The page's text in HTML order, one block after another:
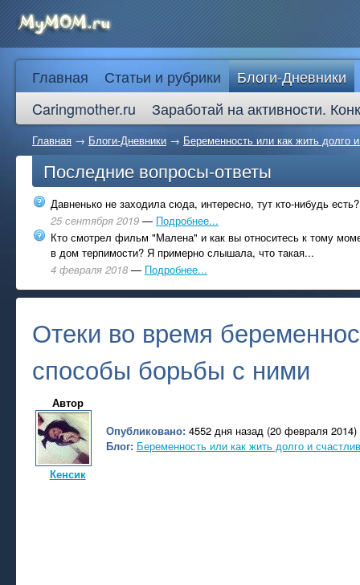
Главная Статьи и рубрики
Блоги-Дневники
Caringmother.ru
Заработай на активности.
Главная → Блоги-Дневники → Беременность или как жить долго
Последние вопросы-ответы
Давненько не заходила сюда, интересно, тут кто-нибудь есть?
25 сентября 2019 — Подробнее...
Кто смотрел фильм "Малена" и как вы относитесь к тому
в дом терпимости? Я примерно слышала, что такая...
4 февраля 2018 — Подробнее...
Отеки во время
способы борьбы с ними
Автор
Кенсик
Опубликовано: 4552 дня назад (20 февраля 2014)
Блог: Беременность или как жить долго и